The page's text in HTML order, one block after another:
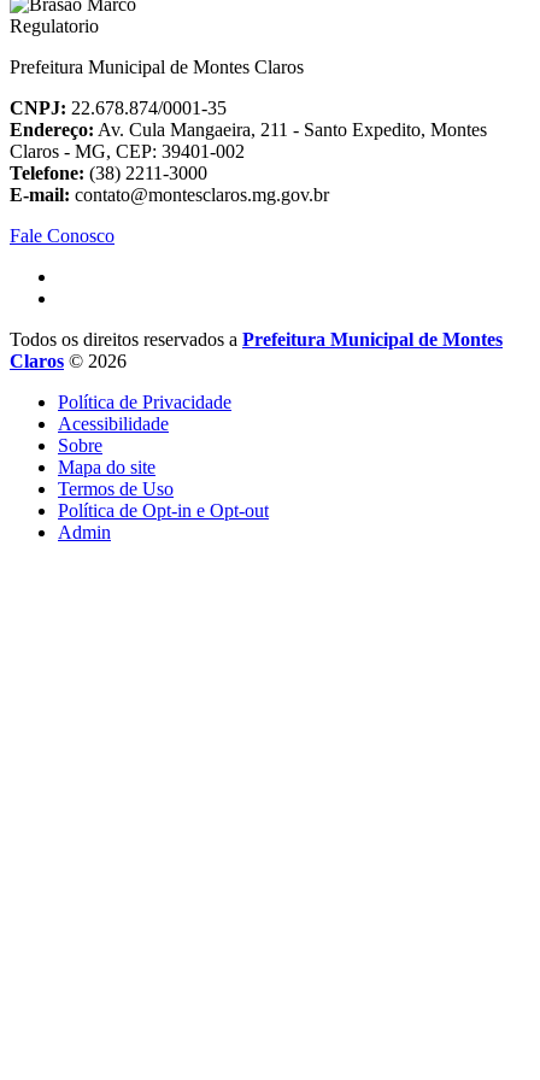
Prefeitura Municipal de Montes Claros
CNPJ: 22.678.874/0001-35
Endereço: Av. Cula Mangaeira, 211 - Santo Expedito, Montes
Claros - MG, CEP: 39401-002
Telefone: (38) 2211-3000
E-mail: contato@montesclaros.mg.gov.br
Fale Conosco
Todos os direitos reservados a Prefeitura Municipal de Montes
Claros © 2026
Política de Privacidade
Acessibilidade
Sobre
Mapa do site
Termos de Uso
Política de Opt-in e Opt-out
Admin